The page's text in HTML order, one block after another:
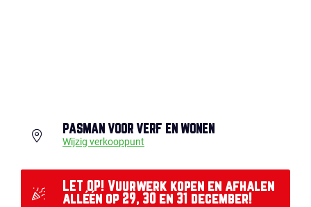
PASMAN VOOR VERF EN WONEN
Wijzig verkooppunt
LET OP! Vuurwerk kopen en afhalen
alléén op 29, 30 en 31 december!